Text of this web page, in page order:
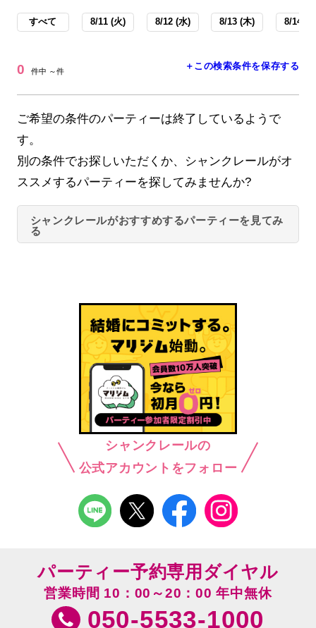
すべて 8/11 (火) 8/12 (水) 8/13 (木) 8/14 (
0 件中 ～件 ＋この検索条件を保存する
ご希望の条件のパーティーは終了しているようで
す。
別の条件でお探しいただくか、シャンクレールがオ
ススメするパーティーを探してみませんか?
シャンクレールがおすすめするパーティーを見てみ
る
シャンクレールの
公式アカウントをフォロー
パーティー予約専用ダイヤル
営業時間 10：00～20：00 年中無休
050-5533-1000